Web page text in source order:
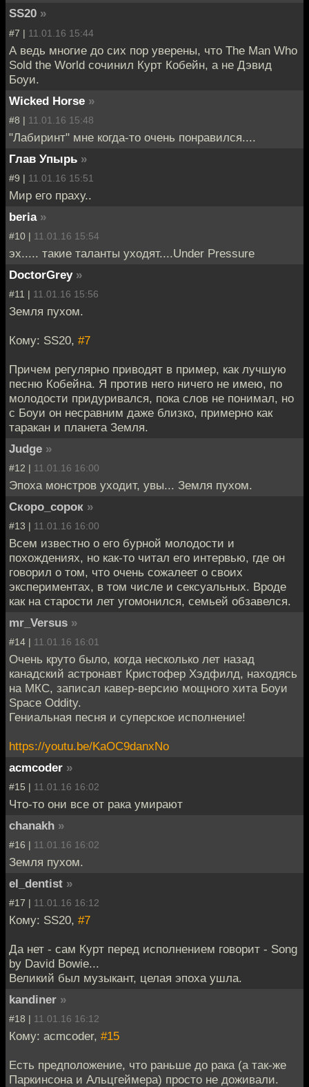
SS20 »
#7 | 11.01.16 15:44
А ведь многие до сих пор уверены, что The Man Who
Sold the World сочинил Курт Кобейн, а не Дэвид
Боуи.
Wicked Horse »
#8 | 11.01.16 15:48
"Лабиринт" мне когда-то очень понравился....
Глав Упырь »
#9 | 11.01.16 15:51
Мир его праху..
beria »
#10 | 11.01.16 15:54
эх..... такие таланты уходят....Under Pressure
DoctorGrey »
#11 | 11.01.16 15:56
Земля пухом.
Кому: SS20, #7
Причем регулярно приводят в пример, как лучшую
песню Кобейна. Я против него ничего не имею, по
молодости придуривался, пока слов не понимал, но
с Боуи он несравним даже близко, примерно как
таракан и планета Земля.
Judge »
#12 | 11.01.16 16:00
Эпоха монстров уходит, увы... Земля пухом.
Скоро_сорок »
#13 | 11.01.16 16:00
Всем известно о его бурной молодости и
похождениях, но как-то читал его интервью, где он
говорил о том, что очень сожалеет о своих
экспериментах, в том числе и сексуальных. Вроде
как на старости лет угомонился, семьей обзавелся.
mr_Versus »
#14 | 11.01.16 16:01
Очень круто было, когда несколько лет назад
канадский астронавт Кристофер Хэдфилд, находясь
на МКС, записал кавер-версию мощного хита Боуи
Space Oddity.
Гениальная песня и суперское исполнение!
https://youtu.be/KaOC9danxNo
acmcoder »
#15 | 11.01.16 16:02
Что-то они все от рака умирают
chanakh »
#16 | 11.01.16 16:02
Земля пухом.
el_dentist »
#17 | 11.01.16 16:12
Кому: SS20, #7
Да нет - сам Курт перед исполнением говорит - Song
by David Bowie...
Великий был музыкант, целая эпоха ушла.
kandiner »
#18 | 11.01.16 16:12
Кому: acmcoder, #15
Есть предположение, что раньше до рака (а так-же
Паркинсона и Альцгеймера) просто не доживали.